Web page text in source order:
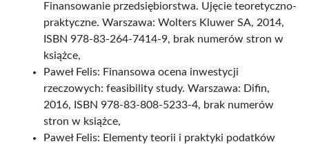
Finansowanie przedsiębiorstwa. Ujęcie teoretyczno-
praktyczne. Warszawa: Wolters Kluwer SA, 2014,
ISBN 978-83-264-7414-9, brak numerów stron w
książce,
Paweł Felis: Finansowa ocena inwestycji
rzeczowych: feasibility study. Warszawa: Difin,
2016, ISBN 978-83-808-5233-4, brak numerów
stron w książce,
Paweł Felis: Elementy teorii i praktyki podatków